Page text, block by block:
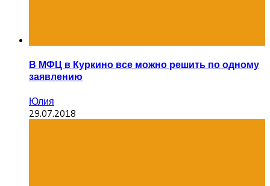
В МФЦ в Куркино все можно решить по одному
заявлению
Юлия
29.07.2018